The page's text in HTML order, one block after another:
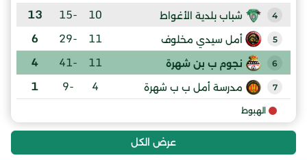
4 شباب بلدية الأغواط 10
-15
13
5 أمل سيدي مخلوف 11
-29
6
6 نجوم ب بن شهرة 11
-41
4
7 مدرسة أمل ب ب شهرة 4
-9
1
الهبوط
عرض الكل